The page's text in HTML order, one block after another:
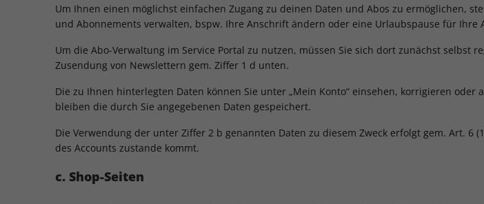
Um Ihnen einen möglichst einfachen Zugang zu deinen Daten und Abos zu ermöglichen,
und Abonnements verwalten, bspw. Ihre Anschrift ändern oder eine Urlaubspause für Ihre
Um die Abo-Verwaltung im Service Portal zu nutzen, müssen Sie sich dort zunächst
Zusendung von Newslettern gem. Ziffer 1 d unten.
Die zu Ihnen hinterlegten Daten können Sie unter „Mein Konto“ einsehen, korrigieren
bleiben die durch Sie angegebenen Daten gespeichert.
Die Verwendung der unter Ziffer 2 b genannten Daten zu diesem Zweck erfolgt gem. Art. 6
des Accounts zustande kommt.
c. Shop-Seiten